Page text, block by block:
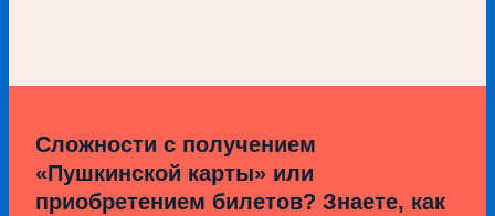
Сложности с получением
«Пушкинской карты» или
приобретением билетов? Знаете, как